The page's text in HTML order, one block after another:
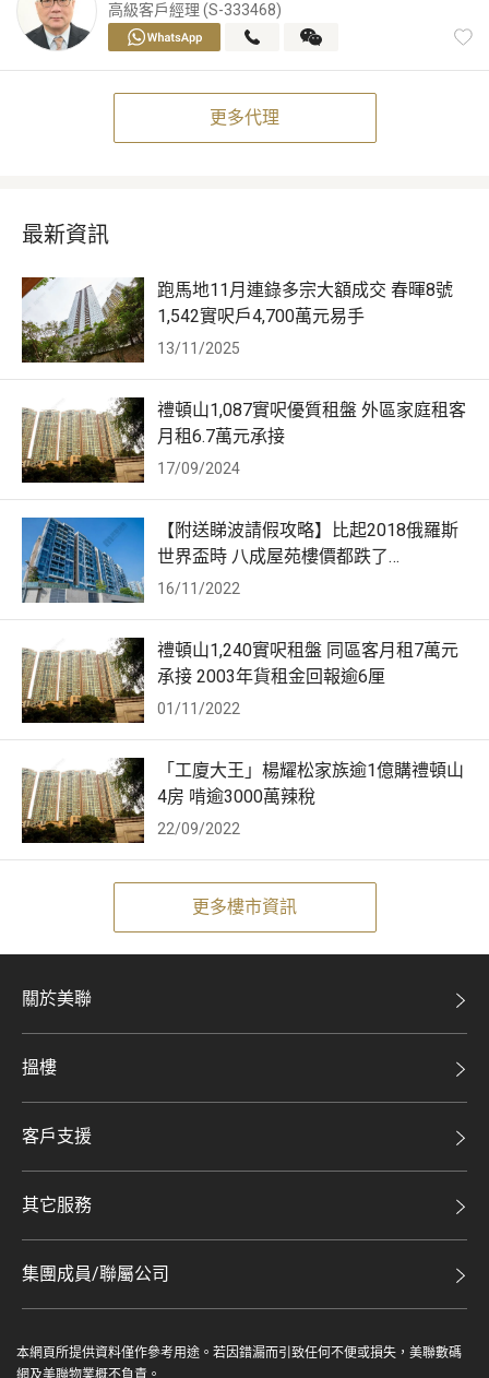
高級客戶經理 (S-333468)
更多代理
最新資訊
更多樓市資訊
跑馬地11月連錄多宗大額成交 春暉8號
1,542實呎戶4,700萬元易手
13/11/2025
禮頓山1,087實呎優質租盤 外區家庭租客
月租6.7萬元承接
17/09/2024
【附送睇波請假攻略】比起2018俄羅斯
世界盃時 八成屋苑樓價都跌了…
16/11/2022
禮頓山1,240實呎租盤 同區客月租7萬元
承接 2003年貨租金回報逾6厘
01/11/2022
「工廈大王」楊耀松家族逾1億購禮頓山
4房 啃逾3000萬辣稅
22/09/2022
關於美聯
美聯集團
集團動態
人才招募
網站地圖
搵樓
二手盤
買賣流程
客戶支援
自助放盤
豪宅分行
查詢熱線
聯絡我們
其它服務
豪宅資訊
美善會
集團成員/聯屬公司
鋑聯控股*
本網頁所提供資料僅作參考用途。若因錯漏而引致任何不便或損失，美聯數碼